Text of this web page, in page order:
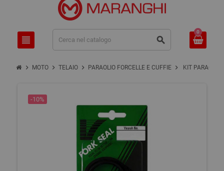
view_headline search
0
chevron_right MOTO chevron_right TELAIO chevron_right PARAOLIO FORCELLE E CUFFIE chevron_right KIT
-10%